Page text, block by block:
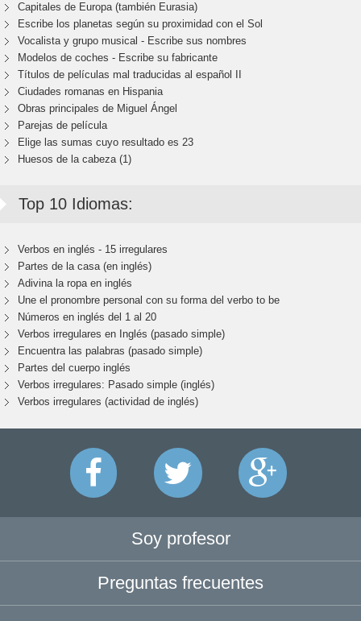
Capitales de Europa (también Eurasia)
Escribe los planetas según su proximidad con el Sol
Vocalista y grupo musical - Escribe sus nombres
Modelos de coches - Escribe su fabricante
Títulos de películas mal traducidas al español II
Ciudades romanas en Hispania
Obras principales de Miguel Ángel
Parejas de película
Elige las sumas cuyo resultado es 23
Huesos de la cabeza (1)
Top 10 Idiomas:
Verbos en inglés - 15 irregulares
Partes de la casa (en inglés)
Adivina la ropa en inglés
Une el pronombre personal con su forma del verbo to be
Números en inglés del 1 al 20
Verbos irregulares en Inglés (pasado simple)
Encuentra las palabras (pasado simple)
Partes del cuerpo inglés
Verbos irregulares: Pasado simple (inglés)
Verbos irregulares (actividad de inglés)
Soy profesor
Preguntas frecuentes